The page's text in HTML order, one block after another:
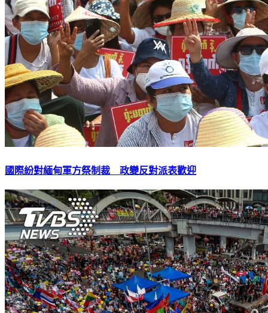
國際紛對緬甸軍方祭制裁 政變反對派表歡迎